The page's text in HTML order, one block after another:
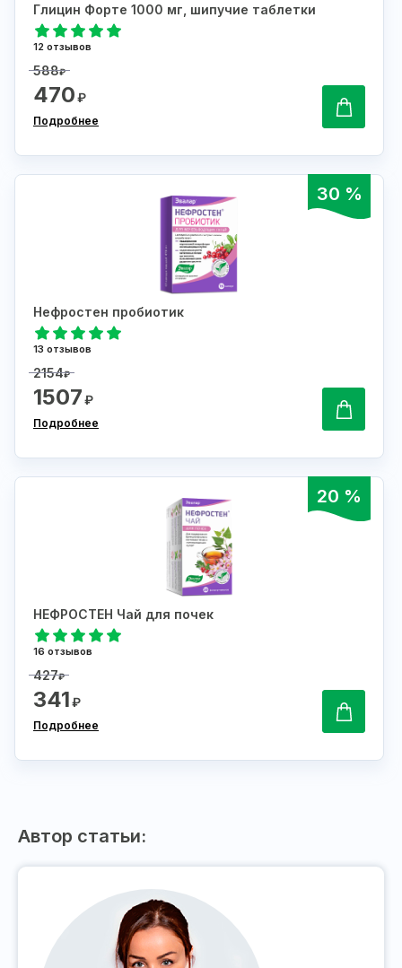
Глицин Форте 1000 мг, шипучие таблетки
12 отзывов
588₽
470₽
Подробнее
30 %
Нефростен пробиотик
13 отзывов
2154₽
1507₽
Подробнее
20 %
НЕФРОСТЕН Чай для почек
16 отзывов
427₽
341₽
Подробнее
Автор статьи: